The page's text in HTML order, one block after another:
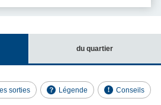
du quartier
sorties Légende Conseils